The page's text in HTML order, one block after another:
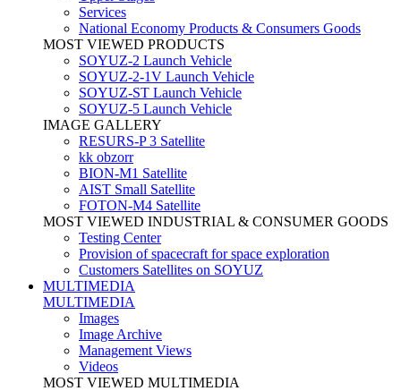
Services
National Economy Products & Consumers Goods
MOST VIEWED PRODUCTS
SOYUZ-2 Launch Vehicle
SOYUZ-2-1V Launch Vehicle
SOYUZ-ST Launch Vehicle
SOYUZ-5 Launch Vehicle
IMAGE GALLERY
RESURS-P 3 Satellite
kk obzorr
BION-M1 Satellite
AIST Small Satellite
FOTON-M4 Satellite
MOST VIEWED INDUSTRIAL & CONSUMER GOODS
Testing Center
Provision of spacecraft for space exploration
Customers Satellites on SOYUZ
MULTIMEDIA
MULTIMEDIA
Images
Image Archive
Management Views
Videos
MOST VIEWED MULTIMEDIA